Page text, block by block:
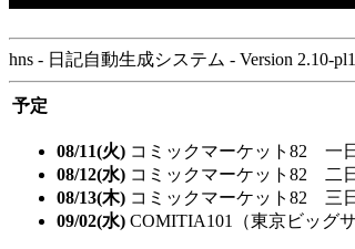
hns - 日記自動生成システム - Version 2.10-pl1
予定
08/11(火) コミックマーケット82 一
08/12(水) コミックマーケット82 二
08/13(木) コミックマーケット82 三
09/02(水) COMITIA101（東京ビッグサ